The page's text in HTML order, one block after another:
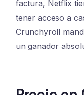
factura, Netflix
tener acceso a
Crunchyroll
un ganador